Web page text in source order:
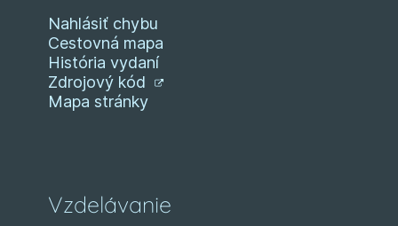
Nahlásiť chybu
Cestovná mapa
História vydaní
Zdrojový kód
Mapa stránky
Vzdelávanie